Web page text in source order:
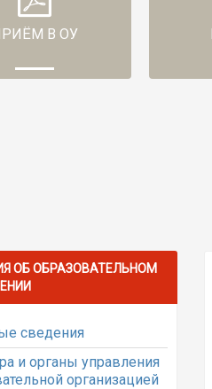
В ОУ
ОБ ОБРАЗОВАТЕЛЬНОМ
сведения
и органы управления
организацией